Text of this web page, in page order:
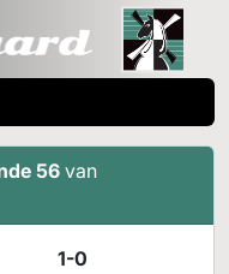
56 van
1-0